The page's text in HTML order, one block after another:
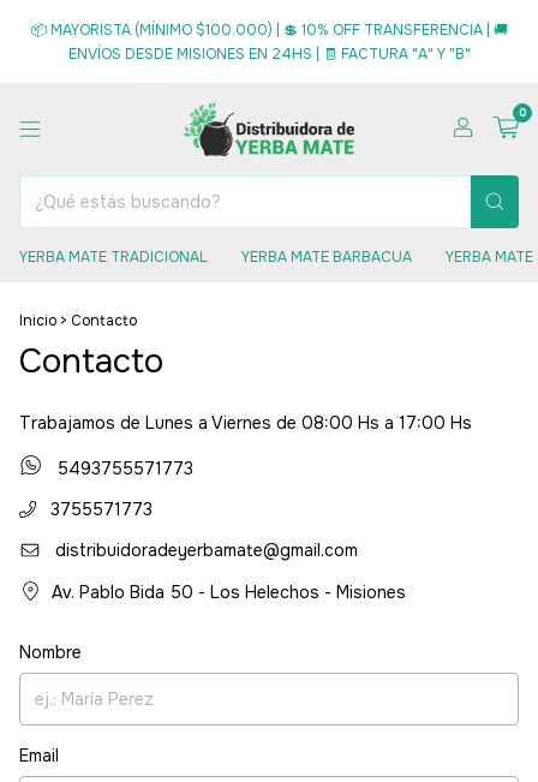
📦 MAYORISTA (MÍNIMO $100.000) | 💲 10% OFF TRANSFERENCIA | 🚚
ENVÍOS DESDE MISIONES EN 24HS | 🧾 FACTURA "A" Y "B"
0
YERBA MATE TRADICIONAL YERBA MATE BARBACUA YERBA
Inicio > Contacto
Contacto
Trabajamos de Lunes a Viernes de 08:00 Hs a 17:00 Hs
5493755571773
3755571773
distribuidoradeyerbamate@gmail.com
Av. Pablo Bida 50 - Los Helechos - Misiones
Nombre
Email